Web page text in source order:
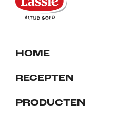
HOME
RECEPTEN
PRODUCTEN